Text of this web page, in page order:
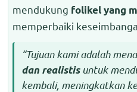
mendukung folikel yang
memperbaiki
“Tujuan kami adalah
dan realistisuntuk
kembali, meningkatkan